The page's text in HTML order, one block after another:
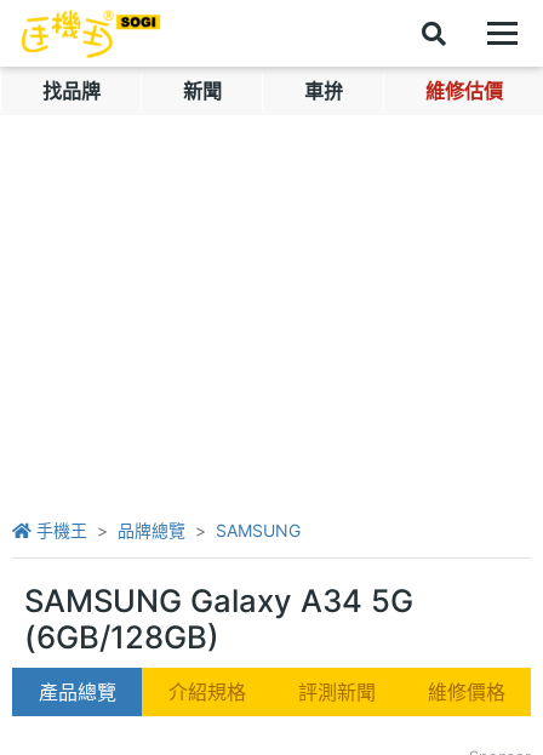
找品牌 新聞 車拚 維修估價
手機王 品牌總覽 SAMSUNG
SAMSUNG Galaxy A34 5G
(6GB/128GB)
產品總覽 介紹規格 評測新聞 維修價格